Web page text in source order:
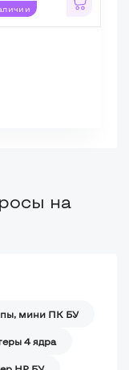
на
мини ПК БУ
4 ядра